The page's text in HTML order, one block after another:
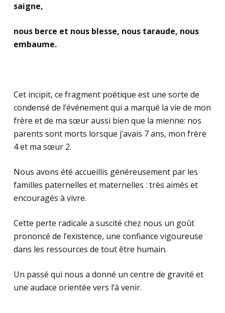
saigne,
nous berce et nous blesse, nous taraude, nous
embaume.
Cet incipit, ce fragment poétique est une sorte de
condensé de l’événement qui a marqué la vie de mon
frère et de ma sœur aussi bien que la mienne: nos
parents sont morts lorsque j’avais 7 ans, mon frère
4 et ma sœur 2.
Nous avons été accueillis généreusement par les
familles paternelles et maternelles : très aimés et
encouragés à vivre.
Cette perte radicale a suscité chez nous un goût
prononcé de l’existence, une confiance vigoureuse
dans les ressources de tout être humain.
Un passé qui nous a donné un centre de gravité et
une audace orientée vers l’à venir.